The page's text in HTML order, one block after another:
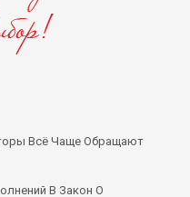
Всё Чаще Обращают
В Закон О